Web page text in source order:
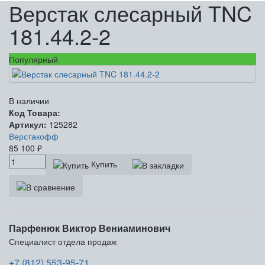
Верстак слесарный TNC
181.44.2-2
Популярный
В наличии
Код Товара:
Артикул: 125282
Верстакофф
85 100 ₽
Купить
Парфенюк Виктор Вениаминович
Специалист отдела продаж
+7 (812) 553-95-71